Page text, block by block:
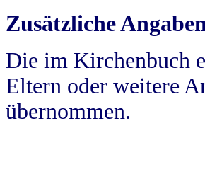
Zusätzliche
Die im Kirchenbuch
Eltern oder weitere
übernommen.